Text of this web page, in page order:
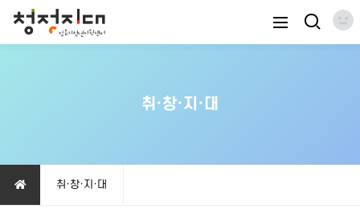
취·창·지·대
취·창·지·대